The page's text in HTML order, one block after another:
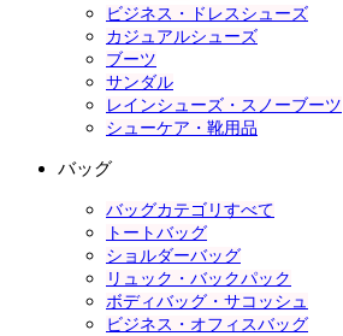
ビジネス・ドレスシューズ
カジュアルシューズ
ブーツ
サンダル
レインシューズ・スノーブーツ
シューケア・靴用品
バッグ
バッグカテゴリすべて
トートバッグ
ショルダーバッグ
リュック・バックパック
ボディバッグ・サコッシュ
ビジネス・オフィスバッグ